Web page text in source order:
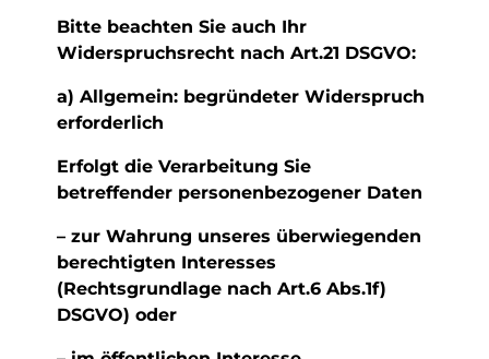
Bitte beachten Sie auch Ihr
Widerspruchsrecht nach Art.21 DSGVO:
a) Allgemein: begründeter Widerspruch
erforderlich
Erfolgt die Verarbeitung Sie
betreffender personenbezogener Daten
– zur Wahrung unseres überwiegenden
berechtigten Interesses
(Rechtsgrundlage nach Art.6 Abs.1f)
DSGVO) oder